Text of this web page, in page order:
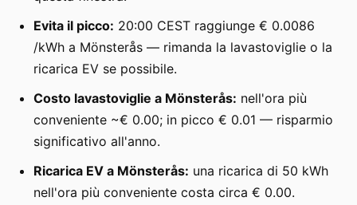
Evita il picco: 20:00 CEST raggiunge € 0.0086
/kWh a Mönsterås — rimanda la lavastoviglie o la
ricarica EV se possibile.
Costo lavastoviglie a Mönsterås: nell'ora più
conveniente ~€ 0.00; in picco € 0.01 — risparmio
significativo all'anno.
Ricarica EV a Mönsterås: una ricarica di 50 kWh
nell'ora più conveniente costa circa € 0.00.